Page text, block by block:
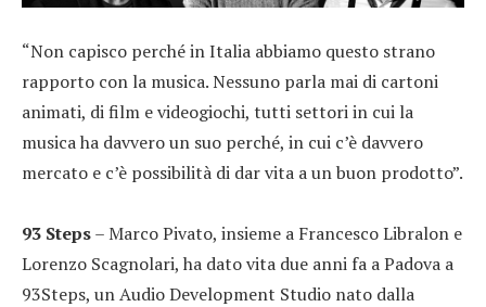
“Non capisco perché in Italia abbiamo questo strano
rapporto con la musica. Nessuno parla mai di cartoni
animati, di film e videogiochi, tutti settori in cui la
musica ha davvero un suo perché, in cui c’è davvero
mercato e c’è possibilità di dar vita a un buon prodotto”.
93 Steps– Marco Pivato, insieme a Francesco Libralon e
Lorenzo Scagnolari, ha dato vita due anni fa a Padova a
93Steps, un Audio Development Studio nato dalla